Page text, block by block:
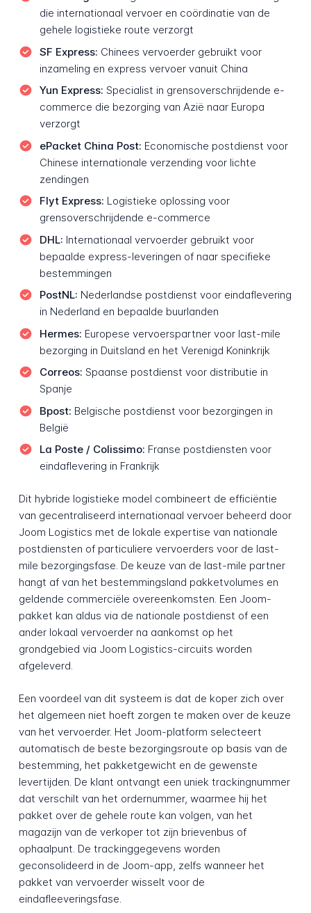
die internationaal vervoer en coördinatie van de
gehele logistieke route verzorgt
SF Express: Chinees vervoerder gebruikt voor
inzameling en express vervoer vanuit China
Yun Express: Specialist in grensoverschrijdende e-
commerce die bezorging van Azië naar Europa
verzorgt
ePacket China Post: Economische postdienst voor
Chinese internationale verzending voor lichte
zendingen
Flyt Express: Logistieke oplossing voor
grensoverschrijdende e-commerce
DHL: Internationaal vervoerder gebruikt voor
bepaalde express-leveringen of naar specifieke
bestemmingen
PostNL: Nederlandse postdienst voor eindaflevering
in Nederland en bepaalde buurlanden
Hermes: Europese vervoerspartner voor last-mile
bezorging in Duitsland en het Verenigd Koninkrijk
Correos: Spaanse postdienst voor distributie in
Spanje
Bpost: Belgische postdienst voor bezorgingen in
België
La Poste / Colissimo: Franse postdiensten voor
eindaflevering in Frankrijk
Dit hybride logistieke model combineert de efficiëntie
van gecentraliseerd internationaal vervoer beheerd door
Joom Logistics met de lokale expertise van nationale
postdiensten of particuliere vervoerders voor de last-
mile bezorgingsfase. De keuze van de last-mile partner
hangt af van het bestemmingsland pakketvolumes en
geldende commerciële overeenkomsten. Een Joom-
pakket kan aldus via de nationale postdienst of een
ander lokaal vervoerder na aankomst op het
grondgebied via Joom Logistics-circuits worden
afgeleverd.
Een voordeel van dit systeem is dat de koper zich over
het algemeen niet hoeft zorgen te maken over de keuze
van het vervoerder. Het Joom-platform selecteert
automatisch de beste bezorgingsroute op basis van de
bestemming, het pakketgewicht en de gewenste
levertijden. De klant ontvangt een uniek trackingnummer
dat verschilt van het ordernummer, waarmee hij het
pakket over de gehele route kan volgen, van het
magazijn van de verkoper tot zijn brievenbus of
ophaalpunt. De trackinggegevens worden
geconsolideerd in de Joom-app, zelfs wanneer het
pakket van vervoerder wisselt voor de
eindafleeveringsfase.